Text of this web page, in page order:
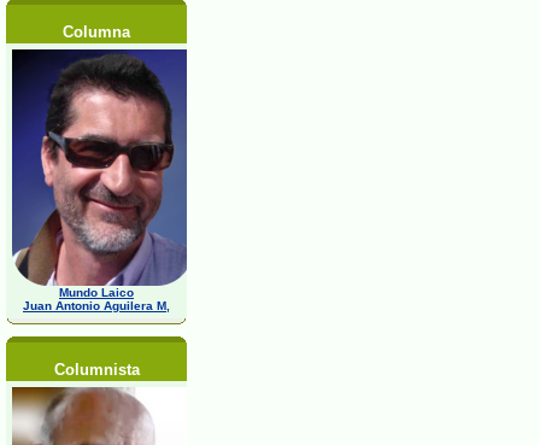
Columna
Mundo Laico
Juan Antonio Aguilera M,
Columnista